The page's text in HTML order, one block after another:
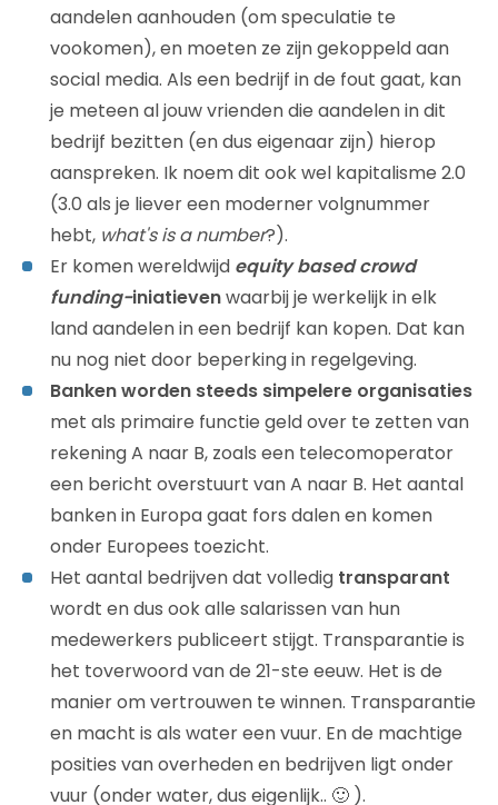
aandelen aanhouden (om speculatie te
vookomen), en moeten ze zijn gekoppeld aan
social media. Als een bedrijf in de fout gaat, kan
je meteen al jouw vrienden die aandelen in dit
bedrijf bezitten (en dus eigenaar zijn) hierop
aanspreken. Ik noem dit ook wel kapitalisme 2.0
(3.0 als je liever een moderner volgnummer
hebt, what's is a number?).
Er komen wereldwijd equity based crowd
funding-iniatievenwaarbij je werkelijk in elk
land aandelen in een bedrijf kan kopen. Dat kan
nu nog niet door beperking in regelgeving.
Banken worden steeds simpelere organisaties
met als primaire functie geld over te zetten van
rekening A naar B, zoals een telecomoperator
een bericht overstuurt van A naar B. Het aantal
banken in Europa gaat fors dalen en komen
onder Europees toezicht.
Het aantal bedrijven dat volledig transparant
wordt en dus ook alle salarissen van hun
medewerkers publiceert stijgt. Transparantie is
het toverwoord van de 21-ste eeuw. Het is de
manier om vertrouwen te winnen. Transparantie
en macht is als water een vuur. En de machtige
posities van overheden en bedrijven ligt onder
vuur (onder water, dus eigenlijk.. 🙂 ).